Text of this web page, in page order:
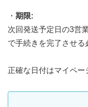
・ 期限:
次回発送予定日の3営
で手続きを完了させる
正確な日付はマイペー